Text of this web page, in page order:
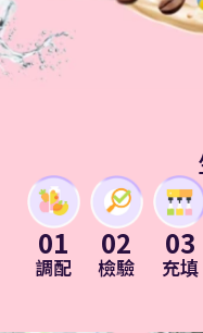
01
調配
02
檢驗
03
充填